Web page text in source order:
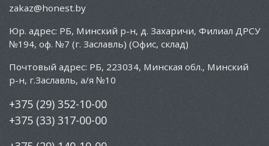
zakaz@honest.by
Юр. адрес: РБ, Минский р-н, д. Захаричи, Филиал ДРСУ
№194, оф. №7 (г. Заславль) (Офис, склад)
Почтовый адрес: РБ, 223034, Минская обл., Минский
р-н, г.Заславль, а/я №10
+375 (29) 352-10-00
+375 (33) 317-00-00